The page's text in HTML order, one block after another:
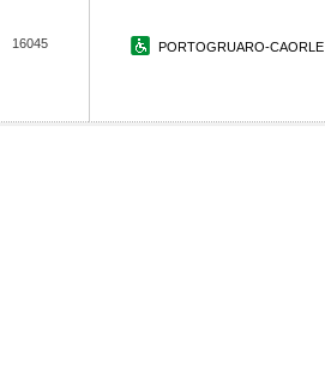
16045 PORTOGRUARO-CAORLE